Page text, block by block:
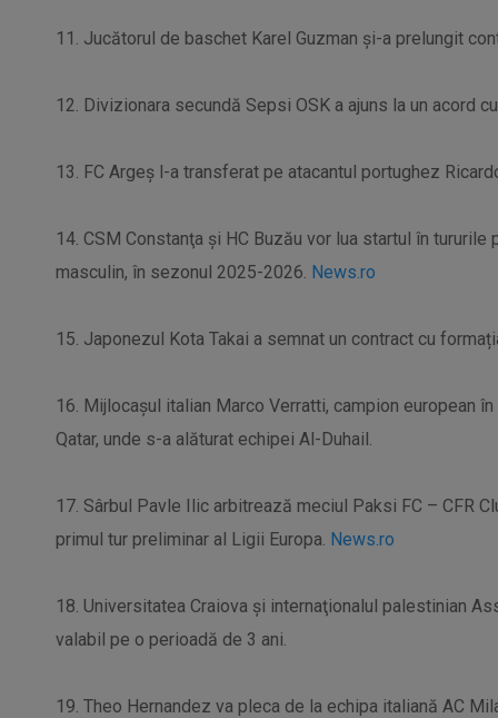
11. Jucătorul de baschet Karel Guzman şi-a prelungit
12. Divizionara secundă Sepsi OSK a ajuns la un acord
13. FC Argeş l-a transferat pe atacantul portughez
14. CSM Constanţa şi HC Buzău vor lua startul în tururile
masculin, în sezonul 2025-2026. News.ro
15. Japonezul Kota Takai a semnat un contract cu
16. Mijlocaşul italian Marco Verratti, campion european
Qatar, unde s-a alăturat echipei Al-Duhail.
17. Sârbul Pavle Ilic arbitrează meciul Paksi FC – CFR
primul tur preliminar al Ligii Europa. News.ro
18. Universitatea Craiova şi internaţionalul palestinian
valabil pe o perioadă de 3 ani.
19. Theo Hernandez va pleca de la echipa italiană AC